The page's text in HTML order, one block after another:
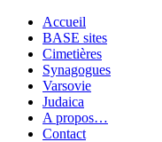
Accueil
BASE sites
Cimetières
Synagogues
Varsovie
Judaica
A propos…
Contact